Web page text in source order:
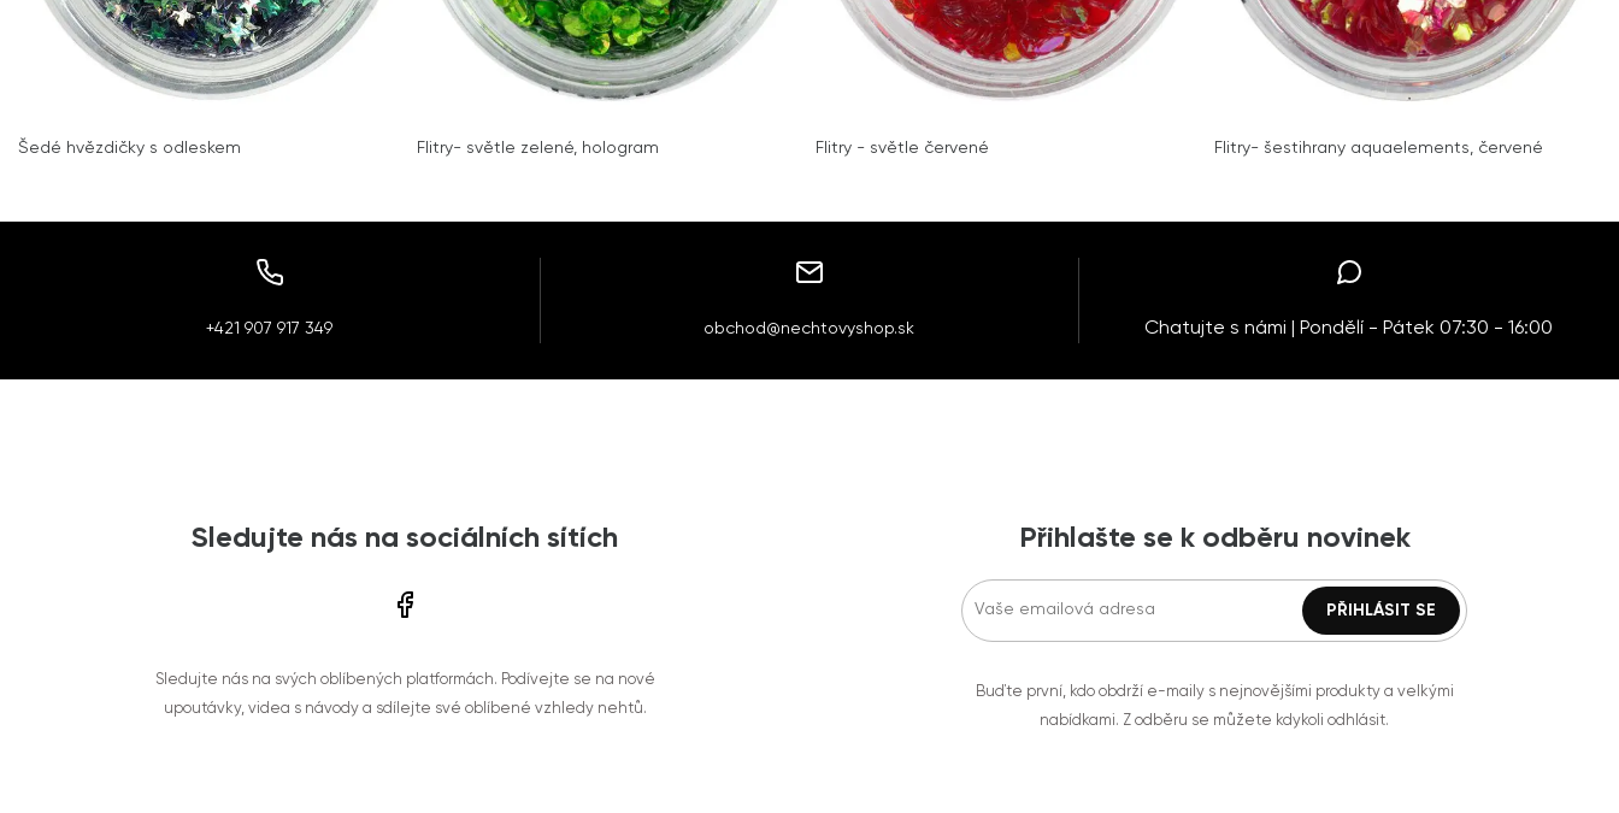
Šedé hvězdičky s odleskem Flitry- světle zelené, hologram Flitry - světle červené Flitry- šestihrany aquaelements, červené
+421 907 917 349 obchod@nechtovyshop.sk Chatujte s námi | Pondělí - Pátek 07:30 - 16:00
Sledujte nás na sociálních sítích
Sledujte nás na svých oblíbených platformách. Podívejte se na nové
upoutávky, videa s návody a sdílejte své oblíbené vzhledy nehtů.
Přihlašte se k odběru novinek
Buďte první, kdo obdrží e-maily s nejnovějšími produkty a velkými
nabídkami. Z odběru se můžete kdykoli odhlásit.